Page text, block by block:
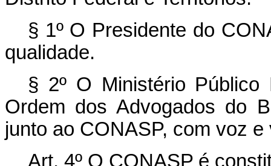
§ 1º O Presidente do
qualidade.
§ 2º O Ministério
Ordem dos Advogados do
junto ao CONASP, com voz e
Art. 4º O CONASP é